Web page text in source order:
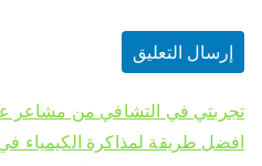
تجربتي في التشافي من مشاعر
افضل طريقة لمذاكرة الكيمياء في